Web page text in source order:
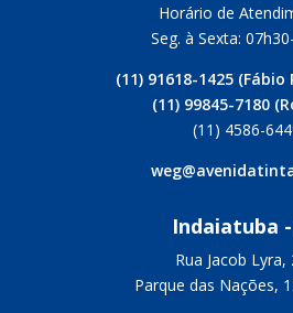
Horário de
Seg. à Sexta:
(11) 91618-1425 (Fábio
(11) 99845-7180
(11) 4586-
Indaiatuba -
Rua Jacob Lyra,
Parque das Nações,